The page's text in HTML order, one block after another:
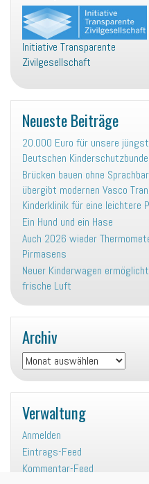
Initiative Transparente
Zivilgesellschaft
Neueste Beiträge
20.000 Euro für unsere
Deutschen
Brücken bauen ohne
übergibt modernen Vasco
Kinderklinik für eine leichtere
Ein Hund und ein Hase
Auch 2026 wieder
Pirmasens
Neuer Kinderwagen
frische Luft
Archiv
Archiv
Verwaltung
Anmelden
Eintrags-Feed
Kommentar-Feed